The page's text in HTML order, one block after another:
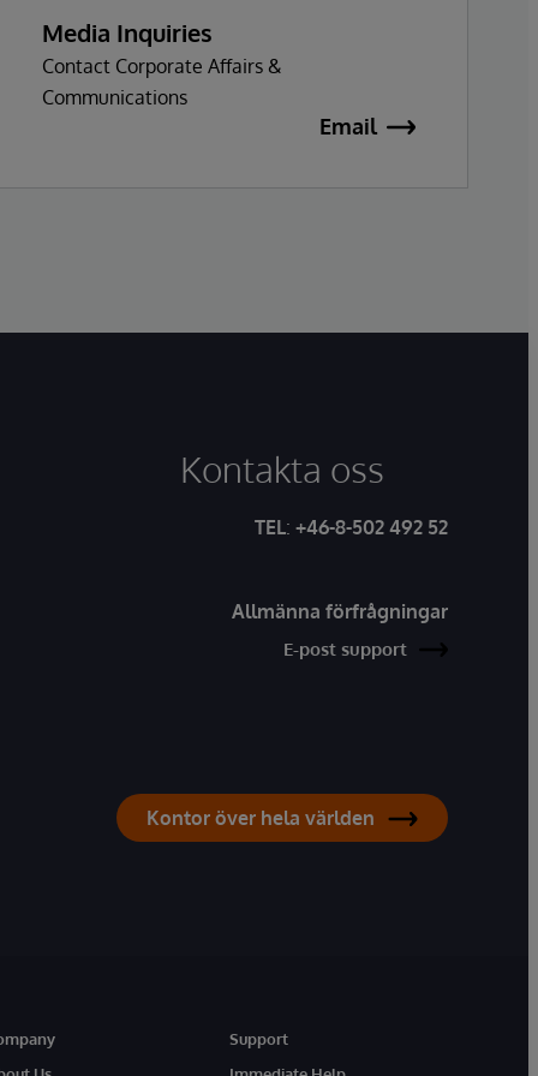
Media Inquiries
Contact Corporate Affairs &
Communications
Email
Kontakta oss
TEL: +46-8-502 492 52
Allmänna förfrågningar
E-post support
Kontor över hela världen
Support